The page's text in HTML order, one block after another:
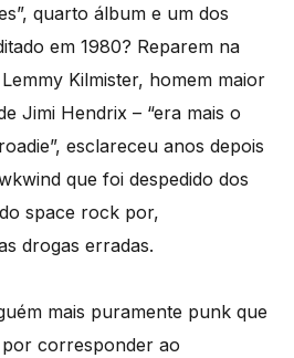
quarto álbum e um dos
em 1980? Reparem na
Kilmister, homem maior
Jimi Hendrix – “era mais o
esclareceu anos depois
que foi despedido dos
space rock por,
drogas erradas.
mais puramente punk que
por corresponder ao